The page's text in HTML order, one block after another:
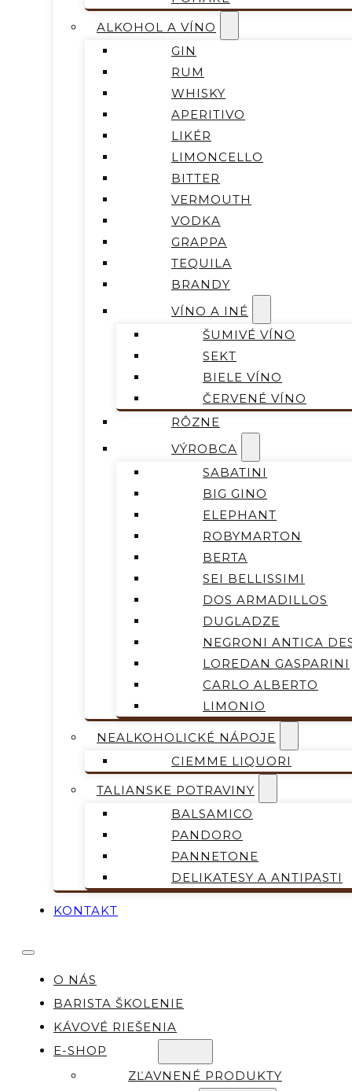
ALKOHOL A VÍNO
GIN
RUM
WHISKY
APERITIVO
LIKÉR
LIMONCELLO
BITTER
VERMOUTH
VODKA
GRAPPA
TEQUILA
BRANDY
VÍNO A INÉ
ŠUMIVÉ VÍNO
SEKT
BIELE VÍNO
ČERVENÉ VÍNO
RÔZNE
VÝROBCA
SABATINI
BIG GINO
ELEPHANT
ROBYMARTON
BERTA
SEI BELLISSIMI
DOS ARMADILLOS
DUGLADZE
NEGRONI ANTICA
LOREDAN GASPARINI
CARLO ALBERTO
LIMONIO
NEALKOHOLICKÉ NÁPOJE
CIEMME LIQUORI
TALIANSKE POTRAVINY
BALSAMICO
PANDORO
PANNETONE
DELIKATESY A ANTIPASTI
KONTAKT
O NÁS
BARISTA ŠKOLENIE
KÁVOVÉ RIEŠENIA
E-SHOP
ZĽAVNENÉ PRODUKTY